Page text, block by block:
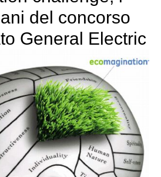
del concorso
General Electric